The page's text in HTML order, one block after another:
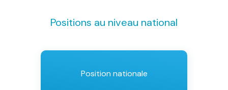
Positions au niveau national
Position nationale